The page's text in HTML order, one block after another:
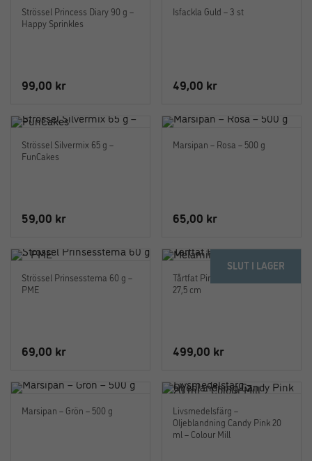
Strössel Princess Diary 90 g –
Happy Sprinkles
99,00 kr
Isfackla Guld – 3 st
49,00 kr
Strössel Silvermix 65 g –
FunCakes
59,00 kr
Marsipan – Rosa – 500 g
65,00 kr
Strössel Prinsesstema 60 g –
PME
69,00 kr
SLUT I LAGER
Tårtfat Pink Wave i Melamin –
27,5 cm
499,00 kr
Marsipan – Grön – 500 g
Livsmedelsfärg –
Oljeblandning Candy Pink 20
ml – Colour Mill